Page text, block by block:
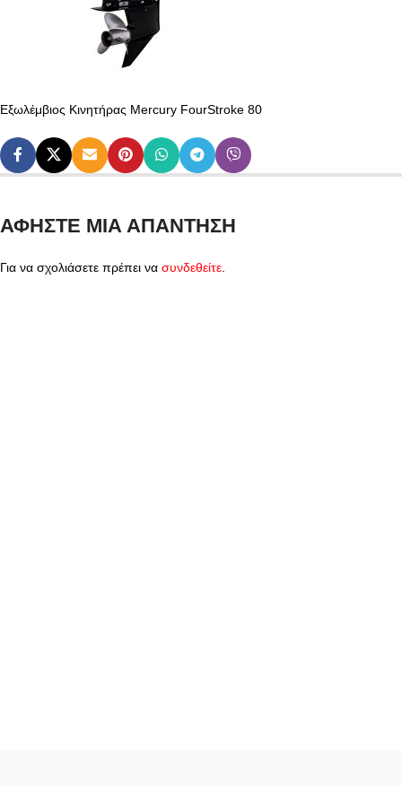
Εξωλέμβιος Κινητήρας Mercury FourStroke 80
ΑΦΉΣΤΕ ΜΙΑ ΑΠΆΝΤΗΣΗ
Για να σχολιάσετε πρέπει να συνδεθείτε